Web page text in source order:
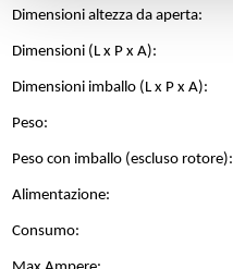
Dimensioni altezza da aperta:
Dimensioni (L x P x A):
Dimensioni imballo (L x P x A):
Peso:
Peso con imballo (escluso rotore):
Alimentazione:
Consumo: